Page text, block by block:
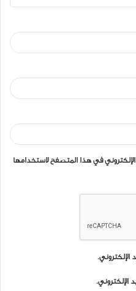
في هذا المتصفح لاستخدامها
الإلكتروني.
الإلكتروني.